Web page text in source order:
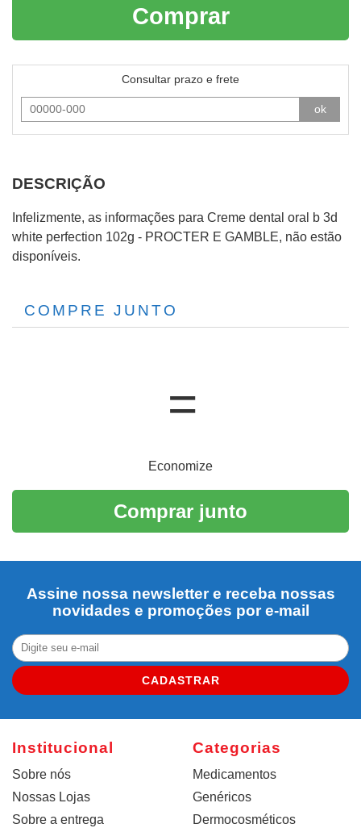
Comprar
Consultar prazo e frete
ok
DESCRIÇÃO
Infelizmente, as informações para Creme dental oral b 3d
white perfection 102g - PROCTER E GAMBLE, não estão
disponíveis.
COMPRE JUNTO
Economize
Comprar junto
Assine nossa newsletter e receba nossas
novidades e promoções por e-mail
CADASTRAR
Institucional
Sobre nós
Nossas Lojas
Sobre a entrega
Categorias
Medicamentos
Genéricos
Dermocosméticos